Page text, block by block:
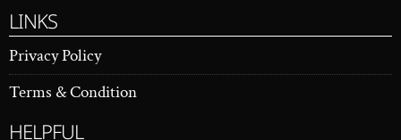
LINKS
Privacy Policy
Terms & Condition
HELPFUL